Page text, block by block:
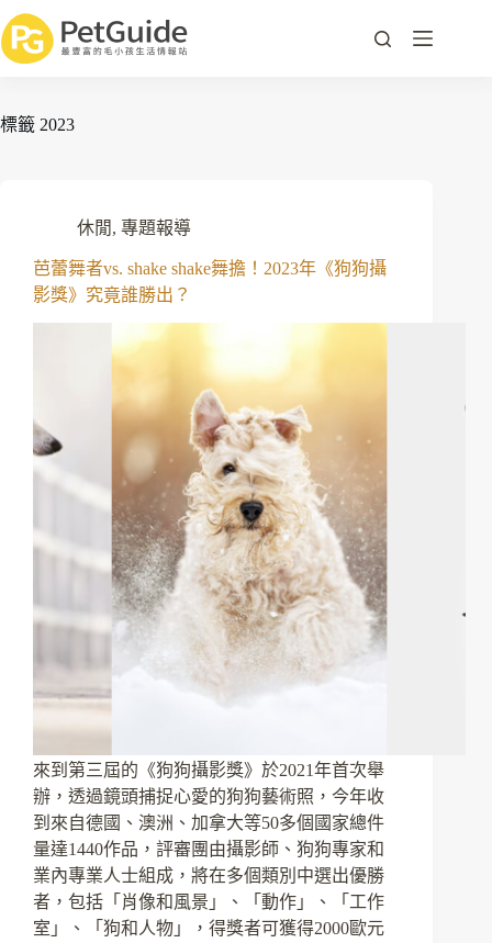
標籤 2023
休閒, 專題報導
芭蕾舞者vs. shake shake舞擔！2023年《狗狗攝
影獎》究竟誰勝出？
來到第三屆的《狗狗攝影獎》於2021年首次舉
辦，透過鏡頭捕捉心愛的狗狗藝術照，今年收
到來自德國、澳洲、加拿大等50多個國家總件
量達1440作品，評審團由攝影師、狗狗專家和
業內專業人士組成，將在多個類別中選出優勝
者，包括「肖像和風景」、「動作」、「工作
室」、「狗和人物」，得獎者可獲得2000歐元